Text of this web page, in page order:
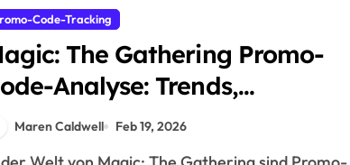
Code-Tracking
The Gathering Promo-
Analyse: Trends,
Spielerpräferenzen,
Maren Caldwell Feb 19, 2026